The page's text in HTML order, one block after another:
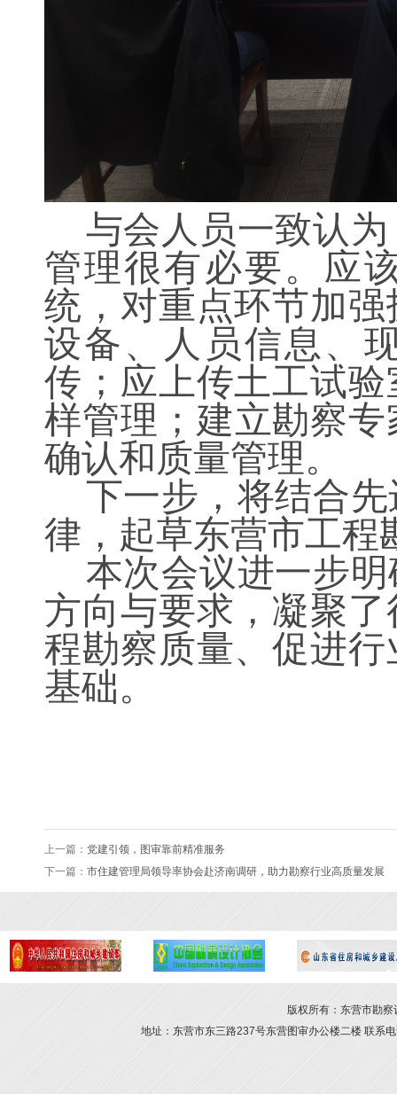
与会人员一致认为
管理很有必要。应
统，对重点环节加
设备、人员信息、
传；应上传土工试
样管理；建立勘察
确认和质量管理。
下一步，将结合先
律，起草东营市工程
本次会议进一步明
方向与要求，凝聚
程勘察质量、促进
基础。
上一篇： 党建引领，图审靠前精准服务
下一篇： 市住建管理局领导率协会赴济南调研，助力勘察行业高质量发展
版权所有：东营市勘
地址：东营市东三路237号东营图审办公楼二楼 联系